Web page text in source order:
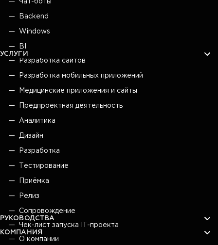
Чат-боты
Backend
Windows
BI
УСЛУГИ
Разработка сайтов
Разработка мобильных приложений
Медицинские приложения и сайты
Предпроектная деятельность
Аналитика
Дизайн
Разработка
Тестирование
Приёмка
Релиз
Сопровождение
РУКОВОДСТВА
Чек-лист запуска IT-проекта
КОМПАНИЯ
О компании